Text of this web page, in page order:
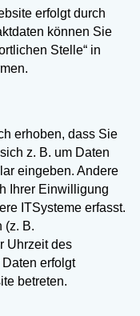
erfolgt durch
können Sie
Stelle“ in
erhoben, dass Sie
z. B. um Daten
eingeben. Andere
Ihrer Einwilligung
ITSysteme erfasst.
(z. B.
Uhrzeit des
erfolgt
betreten.